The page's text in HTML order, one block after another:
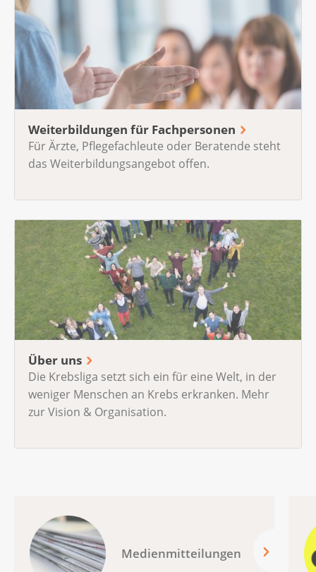
Weiterbildungen für Fachpersonen
Für Ärzte, Pflegefachleute oder Beratende steht
das Weiterbildungsangebot offen.
Über uns
Die Krebsliga setzt sich ein für eine Welt, in der
weniger Menschen an Krebs erkranken. Mehr
zur Vision & Organisation.
Medienmitteilungen